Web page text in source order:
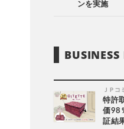
ンを実施
BUSINESS
ＪＰコ
特許
価98
証結